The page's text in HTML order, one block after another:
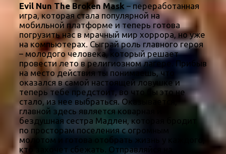
Evil Nun The Broken Mask – переработанная
игра, которая стала популярной на
мобильной платформе и теперь готова
погрузить нас в мрачный мир хоррора, но уже
на компьютерах. Сыграй роль главного героя
– молодого человека, который решает
провести лето в религиозном лагере. Прибыв
на место действия ты понимаешь, что
оказался в самой настоящей ловушке и
теперь тебе предстоит, во что бы это не
стало, из нее выбраться. Оказывается,
главной здесь является коварная и
бездушная сестра Мадлен, которая бродит
по просторам поселения с огромным
молотом и готова отобрать жизнь у каждого,
кто захочет сбежать. Отправляйся на